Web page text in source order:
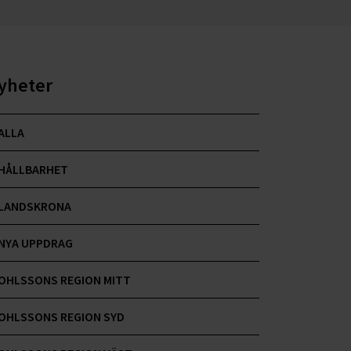
UPPDRAG
REGION MITT
REGION SYD